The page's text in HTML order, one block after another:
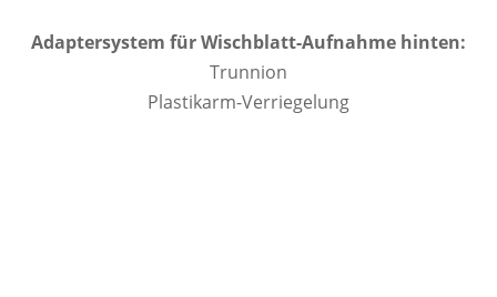
Adaptersystem für Wischblatt-Aufnahme hinten:
Trunnion
Plastikarm-Verriegelung